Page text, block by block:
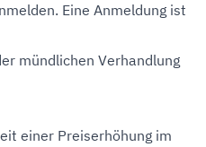
Eine Anmeldung ist
mündlichen Verhandlung
einer Preiserhöhung im